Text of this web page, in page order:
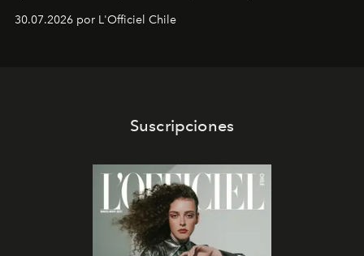
que se enseña solamente en la escuela de formación de
30.07.2026 por L'Officiel Chile
Suscripciones